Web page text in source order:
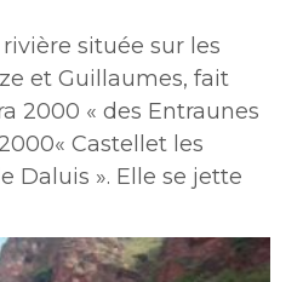
située sur les
et Guillaumes, fait
2000 « des Entraunes
Castellet les
Daluis ». Elle se jette